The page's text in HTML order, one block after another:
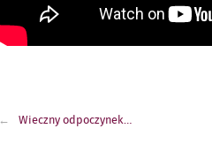
wpisu
Wieczny odpoczynek…